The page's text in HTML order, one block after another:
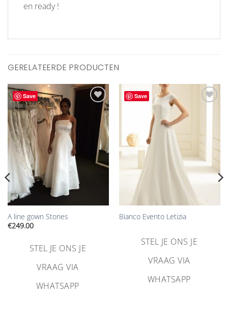
en ready !
GERELATEERDE PRODUCTEN
Save
verlanglijst
toevoegen
A line gown Stones
€249.00
STEL JE ONS JE
VRAAG VIA
WHATSAPP
Save
verlanglijst
Bianco Evento Letizia
STEL JE ONS JE
VRAAG VIA
WHATSAPP